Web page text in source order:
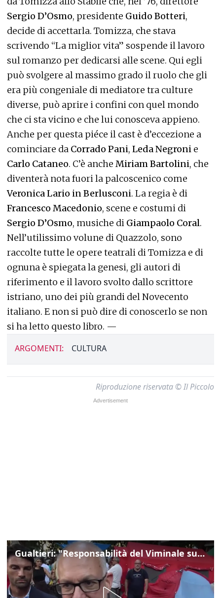
Sergio D’Osmo, presidente Guido Botteri,
decide di accettarla. Tomizza, che stava
scrivendo “La miglior vita” sospende il lavoro
sul romanzo per dedicarsi alle scene. Qui egli
può svolgere al massimo grado il ruolo che gli
era più congeniale di mediatore tra culture
diverse, può aprire i confini con quel mondo
che ci sta vicino e che lui conosceva appieno.
Anche per questa piéce il cast è d’eccezione a
cominciare da Corrado Pani, Leda Negroni e
Carlo Cataneo. C’è anche Miriam Bartolini, che
diventerà nota fuori la palcoscenico come
Veronica Lario in Berlusconi. La regia è di
Francesco Macedonio, scene e costumi di
Sergio D’Osmo, musiche di Giampaolo Coral.
Nell’utilissimo volune di Quazzolo, sono
raccolte tutte le opere teatrali di Tomizza e di
ognuna è spiegata la genesi, gli autori di
riferimento e il lavoro svolto dallo scrittore
istriano, uno dei più grandi del Novecento
italiano. E non si può dire di conoscerlo se non
si ha letto questo libro. —
ARGOMENTI: CULTURA
Riproduzione riservata © Il Piccolo
Gualtieri: "Responsabilità del Viminale su Spin Time? La posizione dei partiti è nota"